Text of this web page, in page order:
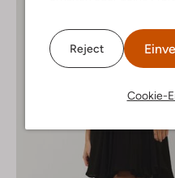
Reject
Cookie-